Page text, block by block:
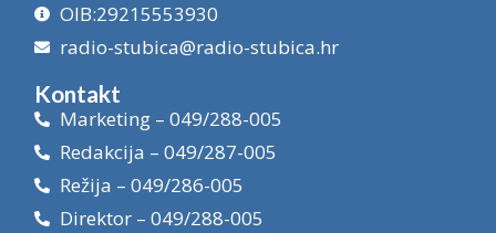
OIB:29215553930
radio-stubica@radio-stubica.hr
Kontakt
Marketing – 049/288-005
Redakcija – 049/287-005
Režija – 049/286-005
Direktor – 049/288-005